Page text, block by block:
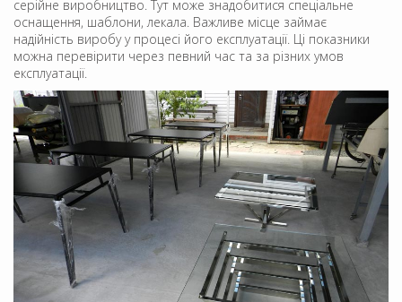
серійне виробництво. Тут може знадобитися спеціальне
оснащення, шаблони, лекала. Важливе місце займає
надійність виробу у процесі його експлуатації. Ці показники
можна перевірити через певний час та за різних умов
експлуатації.